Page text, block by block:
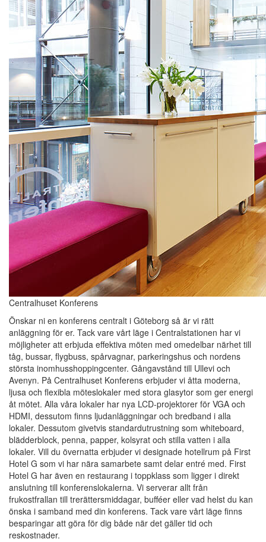
Centralhuset Konferens
Önskar ni en konferens centralt i Göteborg så är vi rätt
anläggning för er. Tack vare vårt läge i Centralstationen har vi
möjligheter att erbjuda effektiva möten med omedelbar närhet till
tåg, bussar, flygbuss, spårvagnar, parkeringshus och nordens
största inomhusshoppingcenter. Gångavstånd till Ullevi och
Avenyn. På Centralhuset Konferens erbjuder vi åtta moderna,
ljusa och flexibla möteslokaler med stora glasytor som ger energi
åt mötet. Alla våra lokaler har nya LCD-projektorer för VGA och
HDMI, dessutom finns ljudanläggningar och bredband i alla
lokaler. Dessutom givetvis standardutrustning som whiteboard,
blädderblock, penna, papper, kolsyrat och stilla vatten i alla
lokaler. Vill du övernatta erbjuder vi designade hotellrum på First
Hotel G som vi har nära samarbete samt delar entré med. First
Hotel G har även en restaurang i toppklass som ligger i direkt
anslutning till konferenslokalerna. Vi serverar allt från
frukostfrallan till trerättersmiddagar, bufféer eller vad helst du kan
önska i samband med din konferens. Tack vare vårt läge finns
besparingar att göra för dig både när det gäller tid och
reskostnader.